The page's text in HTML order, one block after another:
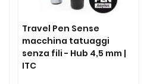
Travel Pen Sense
macchina tatuaggi
senza fili - Hub 4,5 mm |
ITC